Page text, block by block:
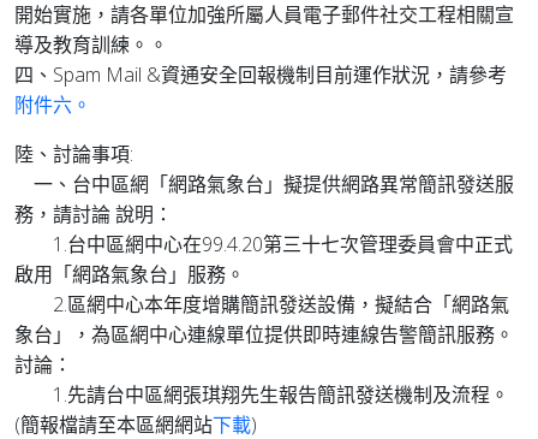
開始實施，請各單位加強所屬人員電子郵件社交工程相關宣
導及教育訓練。。
四、Spam Mail &資通安全回報機制目前運作狀況，請參考
附件六。
陸、討論事項:
一、台中區網「網路氣象台」擬提供網路異常簡訊發送服
務，請討論 說明：
1.台中區網中心在99.4.20第三十七次管理委員會中正式
啟用「網路氣象台」服務。
2.區網中心本年度增購簡訊發送設備，擬結合「網路氣
象台」，為區網中心連線單位提供即時連線告警簡訊服務。
討論：
1.先請台中區網張琪翔先生報告簡訊發送機制及流程。
(簡報檔請至本區網網站下載)